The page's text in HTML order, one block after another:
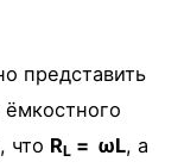
представить
что RL = ωL, а